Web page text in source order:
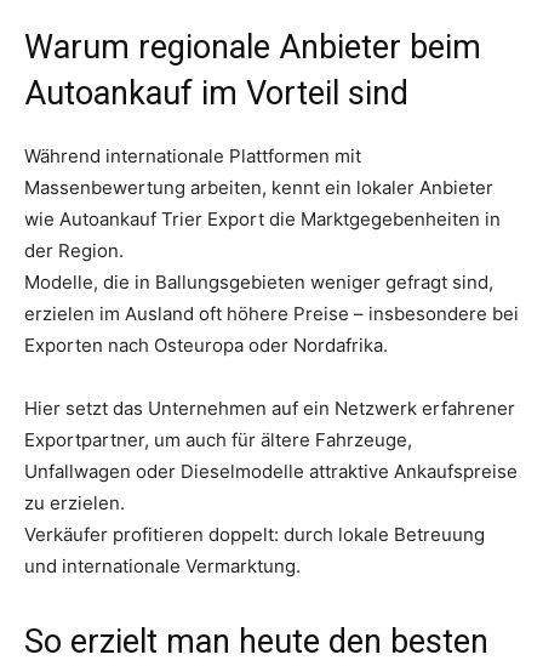
Warum regionale Anbieter beim
Autoankauf im Vorteil sind
Während internationale Plattformen mit
Massenbewertung arbeiten, kennt ein lokaler Anbieter
wie Autoankauf Trier Export die Marktgegebenheiten in
der Region.
Modelle, die in Ballungsgebieten weniger gefragt sind,
erzielen im Ausland oft höhere Preise – insbesondere bei
Exporten nach Osteuropa oder Nordafrika.
Hier setzt das Unternehmen auf ein Netzwerk erfahrener
Exportpartner, um auch für ältere Fahrzeuge,
Unfallwagen oder Dieselmodelle attraktive Ankaufspreise
zu erzielen.
Verkäufer profitieren doppelt: durch lokale Betreuung
und internationale Vermarktung.
So erzielt man heute den besten